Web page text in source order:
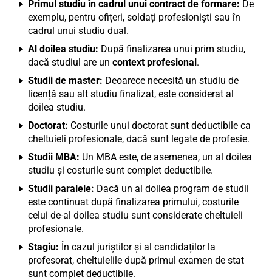
Primul studiu în cadrul unui contract de formare: De
exemplu, pentru ofițeri, soldați profesioniști sau în
cadrul unui studiu dual.
Al doilea studiu: După finalizarea unui prim studiu,
dacă studiul are un context profesional.
Studii de master: Deoarece necesită un studiu de
licență sau alt studiu finalizat, este considerat al
doilea studiu.
Doctorat: Costurile unui doctorat sunt deductibile ca
cheltuieli profesionale, dacă sunt legate de profesie.
Studii MBA: Un MBA este, de asemenea, un al doilea
studiu și costurile sunt complet deductibile.
Studii paralele: Dacă un al doilea program de studii
este continuat după finalizarea primului, costurile
celui de-al doilea studiu sunt considerate cheltuieli
profesionale.
Stagiu: În cazul juriștilor și al candidaților la
profesorat, cheltuielile după primul examen de stat
sunt complet deductibile.